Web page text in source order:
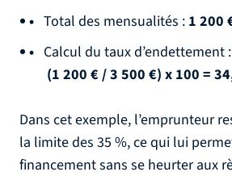
Total des mensualités : 1 200
Calcul du taux d’endettement :
(1 200 € / 3 500 €) x 100 =
Dans cet exemple, l’emprunteur
la limite des 35 %, ce qui lui
financement sans se heurter aux